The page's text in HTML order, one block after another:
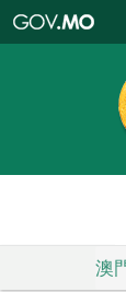
特
政
區
政
口
澳